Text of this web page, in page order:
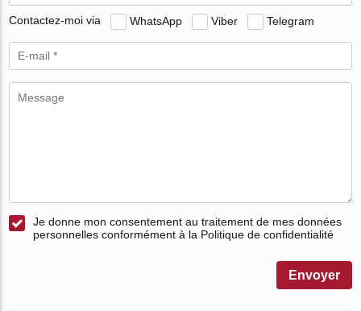
Contactez-moi via WhatsApp Viber Telegram
Je donne mon consentement au traitement de mes données
personnelles conformément à la Politique de confidentialité
Envoyer